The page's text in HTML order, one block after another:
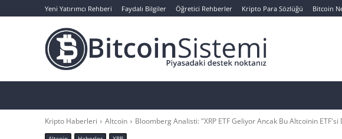
Yeni Yatırımcı Rehberi Faydalı Bilgiler Öğretici Rehberler Kripto Para Sözlüğü Bitcoin
Kripto Haberleri Altcoin Bloomberg Analisti: "XRP ETF Geliyor Ancak Bu Altcoinin